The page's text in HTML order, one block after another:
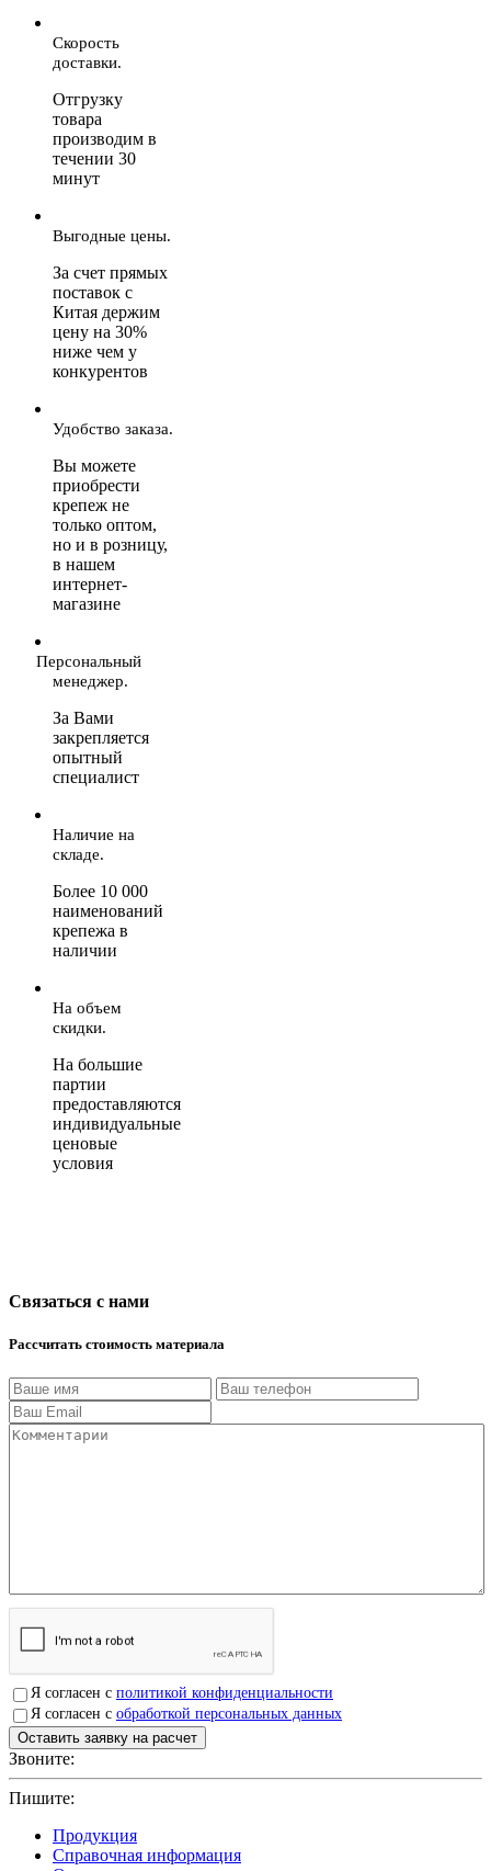
Скорость
доставки.
Отгрузку
товара
производим в
течении 30
минут
Выгодные цены.
За счет прямых
поставок с
Китая держим
цену на 30%
ниже чем у
конкурентов
Удобство заказа.
Вы можете
приобрести
крепеж не
только оптом,
но и в розницу,
в нашем
интернет-
магазине
Персональный
менеджер.
За Вами
закрепляется
опытный
специалист
Наличие на
складе.
Более 10 000
наименований
крепежа в
наличии
На объем
скидки.
На большие
партии
предоставляются
индивидуальные
ценовые
условия
Связаться с нами
Рассчитать стоимость материала
Я согласен с политикой конфиденциальности
Я согласен с обработкой персональных данных
Звоните:
Пишите:
Продукция
Справочная информация